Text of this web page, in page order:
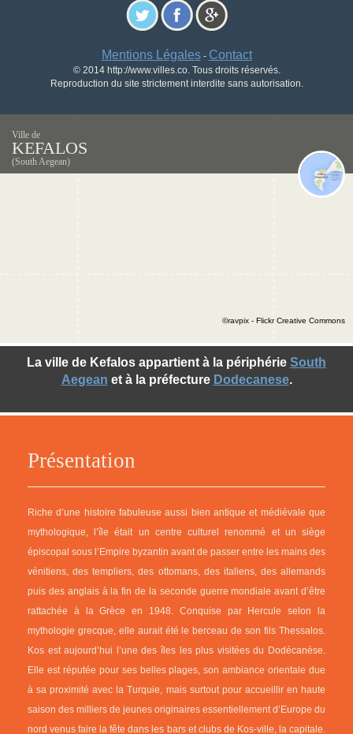
Mentions Légales- Contact
© 2014 http://www.villes.co. Tous droits réservés.
Reproduction du site strictement interdite sans autorisation.
Ville de
KEFALOS
(South Aegean)
Présentation
Riche d’une histoire fabuleuse aussi bien antique et médiévale que
mythologique, l’île était un centre culturel renommé et un siège
épiscopal sous l’Empire byzantin avant de passer entre les mains des
vénitiens, des templiers, des ottomans, des italiens, des allemands
puis des anglais à la fin de la seconde guerre mondiale avant d’être
rattachée à la Grèce en 1948. Conquise par Hercule selon la
mythologie grecque, elle aurait été le berceau de son fils Thessalos.
Kos est aujourd’hui l’une des îles les plus visitées du Dodécanèse.
Elle est réputée pour ses belles plages, son ambiance orientale due
à sa proximité avec la Turquie, mais surtout pour accueillir en haute
saison des milliers de jeunes originaires essentiellement d’Europe du
nord venus faire la fête dans les bars et clubs de Kos-ville, la capitale.
La ville de Kefalos appartient à la périphérie South
Aegean et à la préfecture Dodecanese.
©ravpix - Flickr Creative Commons